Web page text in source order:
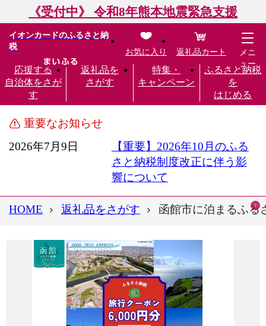
《受付中》 令和8年熊本地震緊急支援
イオンカードのふるさと納
税
応援する
自治体をさが
す
返礼品を
さがす
特集・
キャンペーン
ふるさと納税
を
はじめる
お気に入り 返礼品カート
メニ
ュー
重要なお知らせ
2026年7月9日
【重要】2026年10月のふる
さと納税制度改正に伴う影
響について
HOME 返礼品をさがす 函館市に泊まるふる